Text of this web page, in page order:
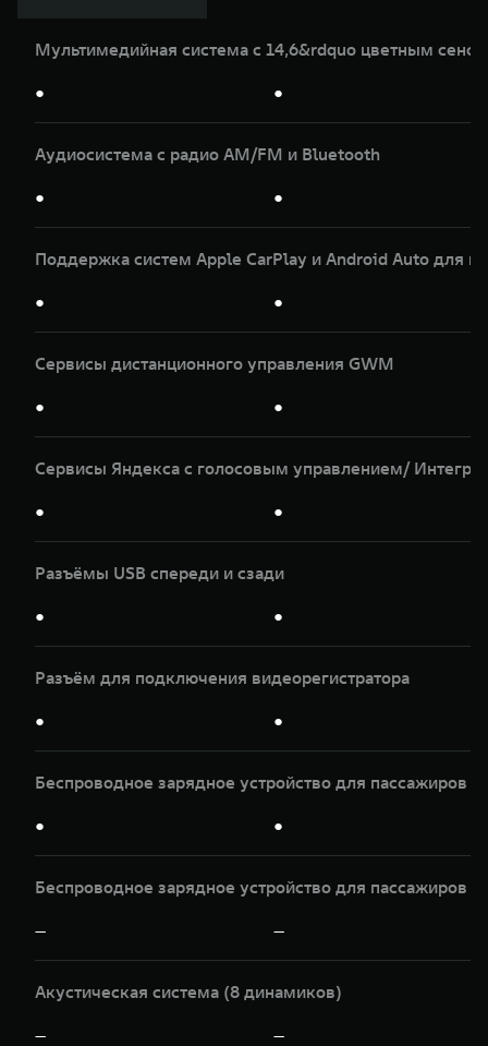
Мультимедийная система с 14,6&rdquo цветным
● ●
Аудиосистема с радио AM/FM и Bluetooth
● ●
Поддержка систем Apple CarPlay и Android Auto для
● ●
Сервисы дистанционного управления GWM
● ●
Сервисы Яндекса с голосовым управлением/
● ●
Разъёмы USB спереди и сзади
● ●
Разъём для подключения видеорегистратора
● ●
Беспроводное зарядное устройство для пассажиров
● ●
Беспроводное зарядное устройство для пассажиров
— —
Акустическая система (8 динамиков)
— —